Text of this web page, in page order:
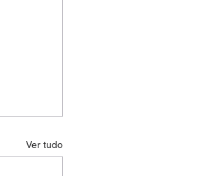
Ver tudo